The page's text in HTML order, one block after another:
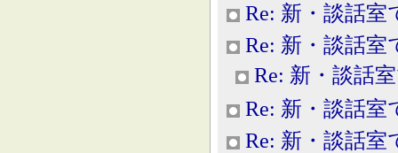
Re: 新・談話室
Re: 新・談話室
Re: 新・談話
Re: 新・談話室
Re: 新・談話室